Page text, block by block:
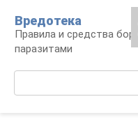
контенту
Вредотека
Правила и средства
паразитами